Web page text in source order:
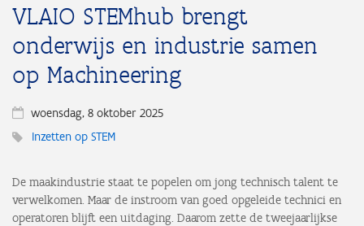
VLAIO STEMhub brengt
onderwijs en industrie samen
op Machineering
woensdag, 8 oktober 2025
Inzetten op STEM
De maakindustrie staat te popelen om jong technisch talent te
verwelkomen. Maar de instroom van goed opgeleide technici en
operatoren blijft een uitdaging. Daarom zette de tweejaarlijkse